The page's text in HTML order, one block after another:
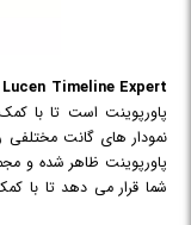
Lucen Timeline Expert
پاورپوینت است تا با
نمودار های گانت
پاورپوینت ظاهر شده و
شما قرار می دهد تا با